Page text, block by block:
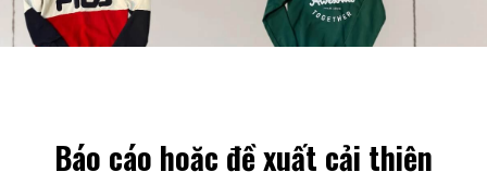
Báo cáo hoặc đề xuất cải thiện